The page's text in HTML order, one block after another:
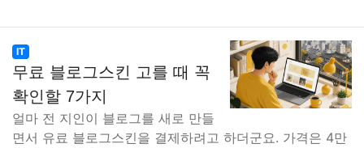
IT
무료 블로그스킨 고를 때 꼭
확인할 7가지
얼마 전 지인이 블로그를 새로 만들
면서 유료 블로그스킨을 결제하려고 하더군요. 가격은 4만